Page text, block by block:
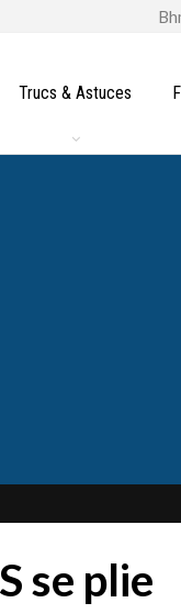
Trucs & Astuces
se plie